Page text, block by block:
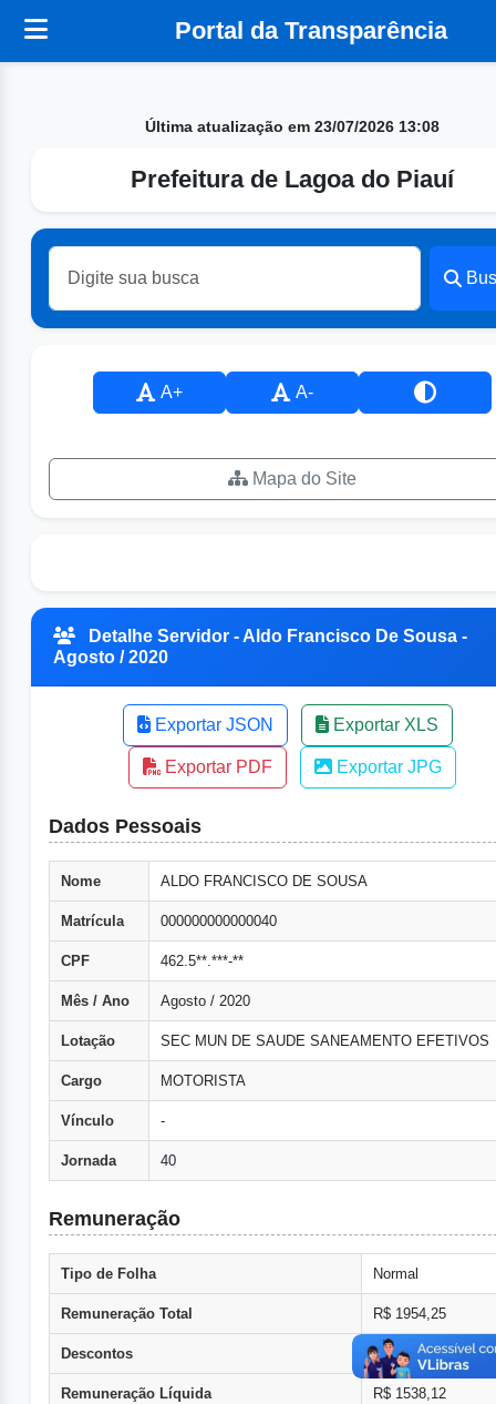
Portal da Transparência
Última atualização em 23/07/2026 13:08
Prefeitura de Lagoa do Piauí
A+ A-
Mapa do Site
Detalhe Servidor - Aldo Francisco De Sousa -
Agosto / 2020
Exportar JSON Exportar XLS
Exportar PDF Exportar JPG
Dados Pessoais
Nome ALDO FRANCISCO DE SOUSA
Matrícula 000000000000040
CPF 462.5**.***-**
Mês / Ano Agosto / 2020
Lotação SEC MUN DE SAUDE SANEAMENTO EFETIVOS
Cargo MOTORISTA
Vínculo -
Jornada 40
Remuneração
Tipo de Folha Normal
Remuneração Total R$ 1954,25
Descontos R$ 416,13
Remuneração Líquida R$ 1538,12